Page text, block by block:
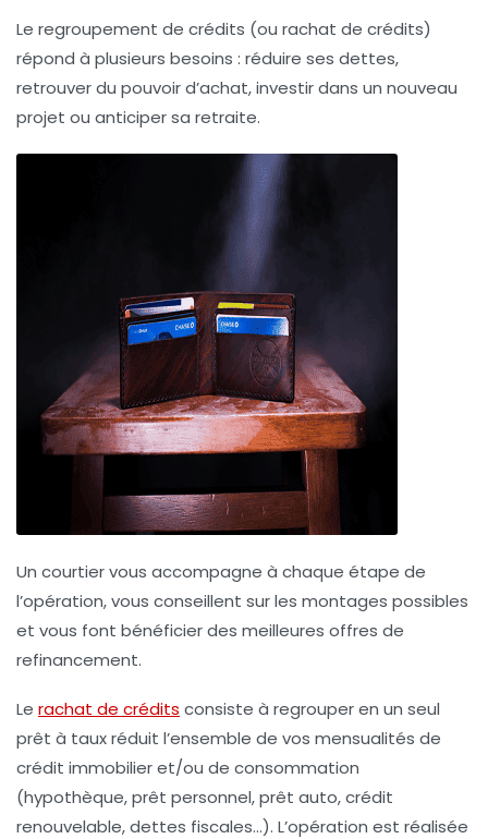
Le regroupement de crédits (ou rachat de crédits)
répond à plusieurs besoins : réduire ses dettes,
retrouver du pouvoir d’achat, investir dans un nouveau
projet ou anticiper sa retraite.
Un courtier vous accompagne à chaque étape de
l’opération, vous conseillent sur les montages possibles
et vous font bénéficier des meilleures offres de
refinancement.
Le rachat de crédits consiste à regrouper en un seul
prêt à taux réduit l’ensemble de vos mensualités de
crédit immobilier et/ou de consommation
(hypothèque, prêt personnel, prêt auto, crédit
renouvelable, dettes fiscales…). L’opération est réalisée